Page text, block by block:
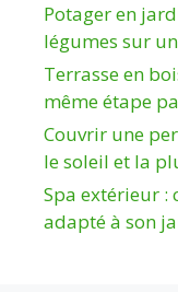
Potager en
légumes sur
Terrasse en
même étape
Couvrir une
le soleil et la
Spa extérieur :
adapté à son